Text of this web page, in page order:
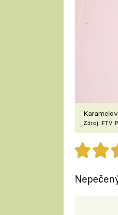
Zdroj: FTV